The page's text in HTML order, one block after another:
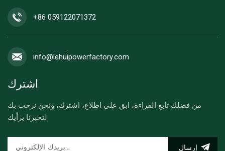
+86 059122071372
info@lehuipowerfactory.com
اشترك
من فضلك تابع القراءة، ابق على اطلاع، اشترك، ونحن نرحب بك
لتخبرنا برأيك.
إرسال